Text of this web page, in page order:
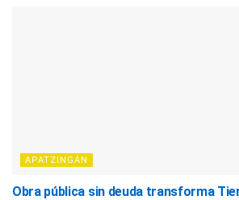
APATZINGÁN
Obra pública sin deuda transforma